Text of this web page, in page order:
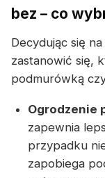
bez – co
Decydując się na
zastanowić się,
podmurówką
Ogrodzenie
zapewnia
przypadku
zapobiega